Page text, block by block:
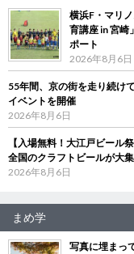
横浜F・マリ
育講座 in 宮
ポート
2026年8月6日
55年間、京の街を走り続け
イベントを開催
2026年8月6日
【入場無料！大江戸ビール
全国のクラフトビールが大
2026年8月6日
まめ学
写真に埋まっ